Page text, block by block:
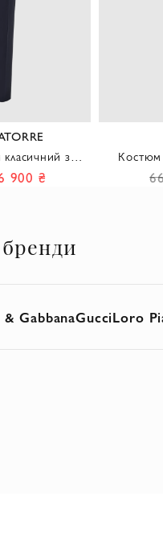
з
оздобленням
900 ₴
Костюм
GabbanaGucciLoro